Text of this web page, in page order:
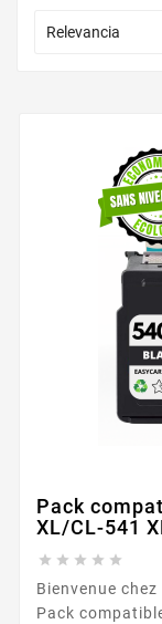
Relevancia
Pack
XL/CL-541
    
Bienvenue
Pack